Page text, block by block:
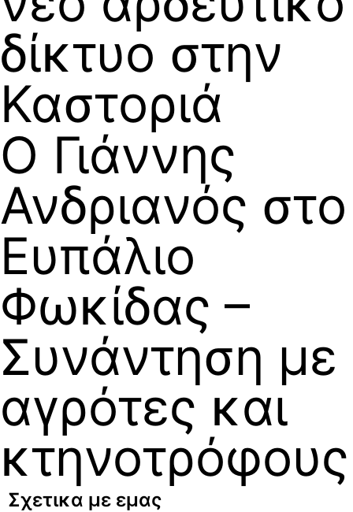
δίκτυο στην
Καστοριά
Ο Γιάννης
Ανδριανός στο
Ευπάλιο
Φωκίδας –
Συνάντηση με
αγρότες και
κτηνοτρόφους
Σχετικα με εμας